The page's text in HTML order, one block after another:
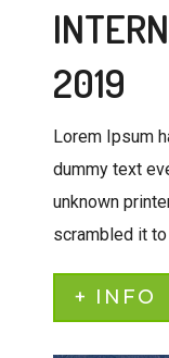
2019
Lorem Ipsum
dummy text
unknown
scrambled it
+ INFO